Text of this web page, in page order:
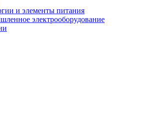
и элементы питания
электрооборудование